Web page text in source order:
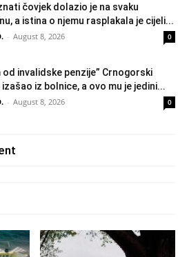
čovjek dolazio je na svaku
a istina o njemu rasplakala je cijeli...
- August 8, 2026 0
od invalidske penzije” Crnogorski
izašao iz bolnice, a ovo mu je jedini...
- August 8, 2026 0